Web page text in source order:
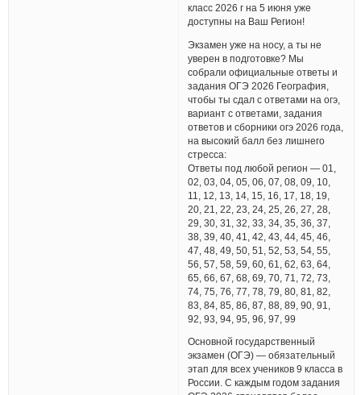
класс 2026 г на 5 июня уже
доступны на Ваш Регион!
Экзамен уже на носу, а ты не
уверен в подготовке? Мы
собрали официальные ответы и
задания ОГЭ 2026 География,
чтобы ты сдал с ответами на огэ,
вариант с ответами, задания
ответов и сборники огэ 2026 года,
на высокий балл без лишнего
стресса:
Ответы под любой регион — 01,
02, 03, 04, 05, 06, 07, 08, 09, 10,
11, 12, 13, 14, 15, 16, 17, 18, 19,
20, 21, 22, 23, 24, 25, 26, 27, 28,
29, 30, 31, 32, 33, 34, 35, 36, 37,
38, 39, 40, 41, 42, 43, 44, 45, 46,
47, 48, 49, 50, 51, 52, 53, 54, 55,
56, 57, 58, 59, 60, 61, 62, 63, 64,
65, 66, 67, 68, 69, 70, 71, 72, 73,
74, 75, 76, 77, 78, 79, 80, 81, 82,
83, 84, 85, 86, 87, 88, 89, 90, 91,
92, 93, 94, 95, 96, 97, 99
Основной государственный
экзамен (ОГЭ) — обязательный
этап для всех учеников 9 класса в
России. С каждым годом задания